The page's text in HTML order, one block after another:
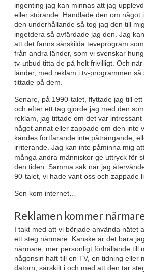
ingenting jag kan minnas att jag
eller störande. Handlade den om något
den underhållande så tog jag den till
ingetdera så avfärdade jag den. Jag
att det fanns särskilda teveprogram
från andra länder, som vi svenskar
tv-utbud titta de på helt frivilligt. Och
länder, med reklam i tv-programmen så
tittade på dem.
Senare, på 1990-talet, flyttade jag till ett
och efter ett tag gjorde jag med den
reklam, jag tittade om det var
något annat eller zappade om den inte
kändes fortfarande inte påträngande,
irriterande. Jag kan inte påminna mig
många andra människor ge uttryck för
den tiden. Samma sak när jag
90-talet, vi hade vant oss och zappade
Sen kom internet…
Reklamen kommer
I takt med att vi började använda nätet
ett steg närmare. Kanske är det bara
närmare, mer personligt förhållande till
någonsin haft till en TV, en tidning eller
datorn, särskilt i och med att den tar